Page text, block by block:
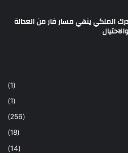
الملكي ينهي مسار فار من العدالة
(1)
(1)
(256)
(18)
(14)